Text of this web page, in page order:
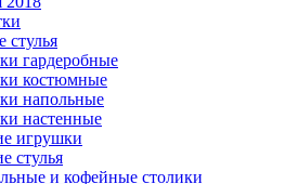
стулья
гардеробные
костюмные
напольные
настенные
игрушки
стулья
и кофейные столики